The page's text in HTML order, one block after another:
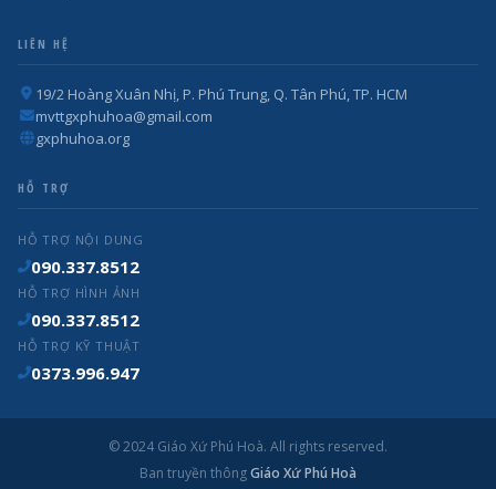
LIÊN HỆ
19/2 Hoàng Xuân Nhị, P. Phú Trung, Q. Tân Phú, TP. HCM
mvttgxphuhoa@gmail.com
gxphuhoa.org
HỖ TRỢ
HỖ TRỢ NỘI DUNG
090.337.8512
HỖ TRỢ HÌNH ẢNH
090.337.8512
HỖ TRỢ KỸ THUẬT
0373.996.947
© 2024 Giáo Xứ Phú Hoà. All rights reserved.
Ban truyền thôngGiáo Xứ Phú Hoà